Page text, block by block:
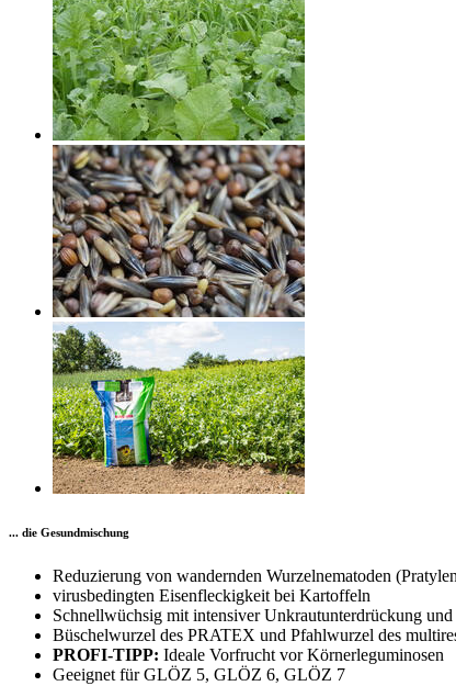
... die Gesundmischung
Reduzierung von wandernden Wurzelnematoden
virusbedingten Eisenfleckigkeit bei Kartoffeln
Schnellwüchsig mit intensiver Unkrautunterdrückung
Büschelwurzel des PRATEX und Pfahlwurzel des
PROFI-TIPP: Ideale Vorfrucht vor Körnerleguminosen
Geeignet für GLÖZ 5, GLÖZ 6, GLÖZ 7